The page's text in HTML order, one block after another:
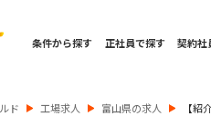
条件から探す 正社員で探す 契約社
ド 工場求人 富山県の求人 【